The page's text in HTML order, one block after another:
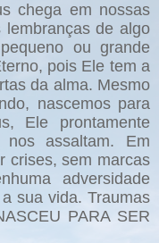
chega em nossas
de algo
ou grande
pois Ele tem a
da alma. Mesmo
nascemos para
Ele prontamente
assaltam. Em
crises, sem marcas
adversidade
sua vida. Traumas
PARA SER